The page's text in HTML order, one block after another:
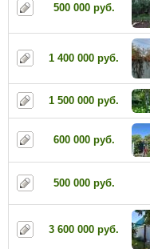
500 000 руб.
1 400 000 руб.
1 500 000 руб.
600 000 руб.
500 000 руб.
3 600 000 руб.